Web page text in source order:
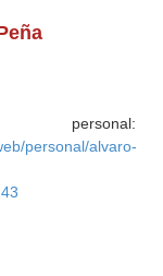
personal/alvaro-